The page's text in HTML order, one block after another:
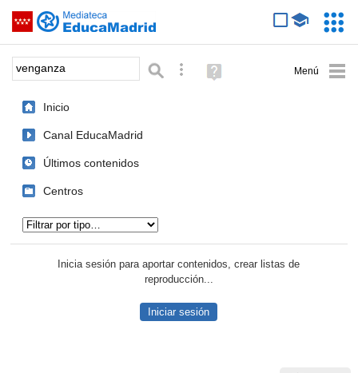
Saltar navegación
Palabra o frase: Búsqueda avanzada
Ayuda
(en
Inicio
Canal EducaMadrid
Últimos contenidos
Centros
Inicia sesión para aportar contenidos, crear listas de
reproducción...
Iniciar sesión